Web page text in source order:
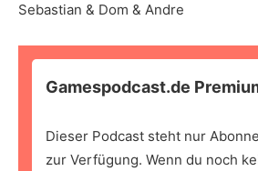
Sebastian & Dom & Andre
Gamespodcast.de
Dieser Podcast steht nur
zur Verfügung. Wenn du noch